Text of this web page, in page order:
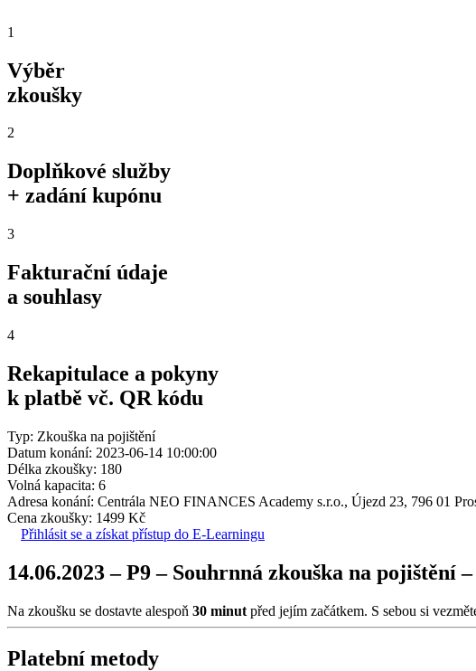
1
Výběr
zkoušky
2
Doplňkové služby
+ zadání kupónu
3
Fakturační údaje
a souhlasy
4
Rekapitulace a pokyny
k platbě vč. QR kódu
Typ: Zkouška na pojištění
Datum konání: 2023-06-14 10:00:00
Délka zkoušky: 180
Volná kapacita: 6
Adresa konání: Centrála NEO FINANCES Academy s.r.o., Újezd 23, 796 01
Cena zkoušky: 1499 Kč
Přihlásit se a získat přístup do E-Learningu
14.06.2023 – P9 – Souhrnná zkouška na
Na zkoušku se dostavte alespoň 30 minut před jejím začátkem. S sebou si
Platební metody